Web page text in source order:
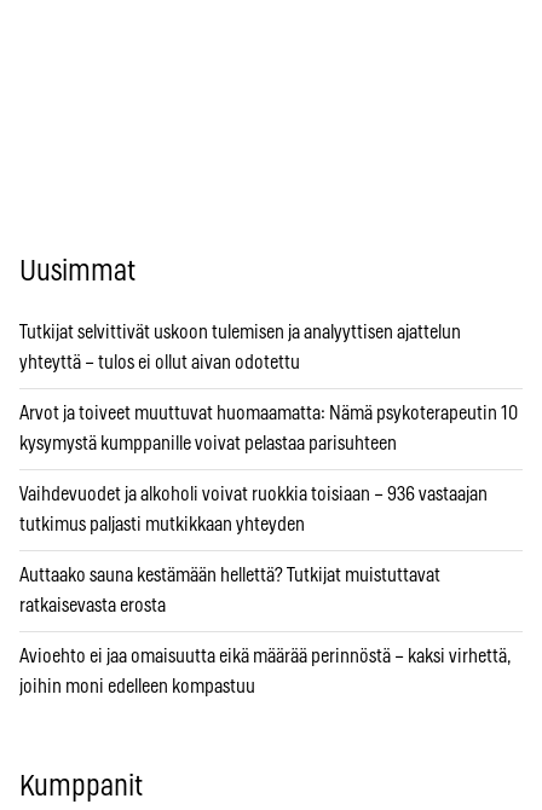
Uusimmat
Tutkijat selvittivät uskoon tulemisen ja analyyttisen ajattelun
yhteyttä – tulos ei ollut aivan odotettu
Arvot ja toiveet muuttuvat huomaamatta: Nämä psykoterapeutin 10
kysymystä kumppanille voivat pelastaa parisuhteen
Vaihdevuodet ja alkoholi voivat ruokkia toisiaan – 936 vastaajan
tutkimus paljasti mutkikkaan yhteyden
Auttaako sauna kestämään hellettä? Tutkijat muistuttavat
ratkaisevasta erosta
Avioehto ei jaa omaisuutta eikä määrää perinnöstä – kaksi virhettä,
joihin moni edelleen kompastuu
Kumppanit